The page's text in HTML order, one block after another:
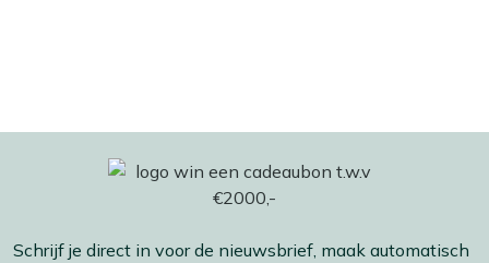
Schrijf je direct in voor de nieuwsbrief, maak automatisch